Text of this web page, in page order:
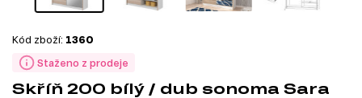
Staženo z prodeje
Kód zboží: 1360
Skříň 200 bílý / dub sonoma Sara